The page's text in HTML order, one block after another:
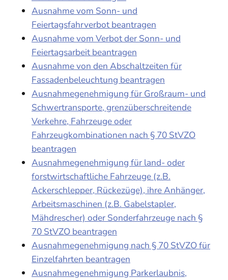
Ausnahme vom Sonn- und
Feiertagsfahrverbot beantragen
Ausnahme vom Verbot der Sonn- und
Feiertagsarbeit beantragen
Ausnahme von den Abschaltzeiten für
Fassadenbeleuchtung beantragen
Ausnahmegenehmigung für Großraum- und
Schwertransporte, grenzüberschreitende
Verkehre, Fahrzeuge oder
Fahrzeugkombinationen nach § 70 StVZO
beantragen
Ausnahmegenehmigung für land- oder
forstwirtschaftliche Fahrzeuge (z.B.
Ackerschlepper, Rückezüge), ihre Anhänger,
Arbeitsmaschinen (z.B. Gabelstapler,
Mähdrescher) oder Sonderfahrzeuge nach §
70 StVZO beantragen
Ausnahmegenehmigung nach § 70 StVZO für
Einzelfahrten beantragen
Ausnahmegenehmigung Parkerlaubnis,